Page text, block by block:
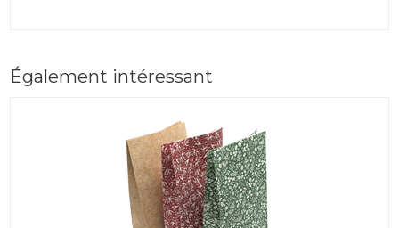
Également intéressant